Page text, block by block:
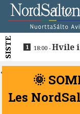
SISTE 18:00 -Hvile
<
🌞
Les